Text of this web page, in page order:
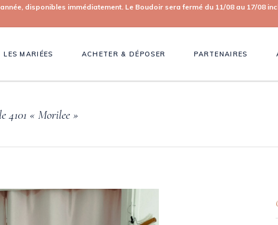
disponibles immédiatement. Le Boudoir sera fermé du 11/08 au 17/08
LES MARIÉES ACHETER & DÉPOSER PARTENAIRES
4101 « Morilee »